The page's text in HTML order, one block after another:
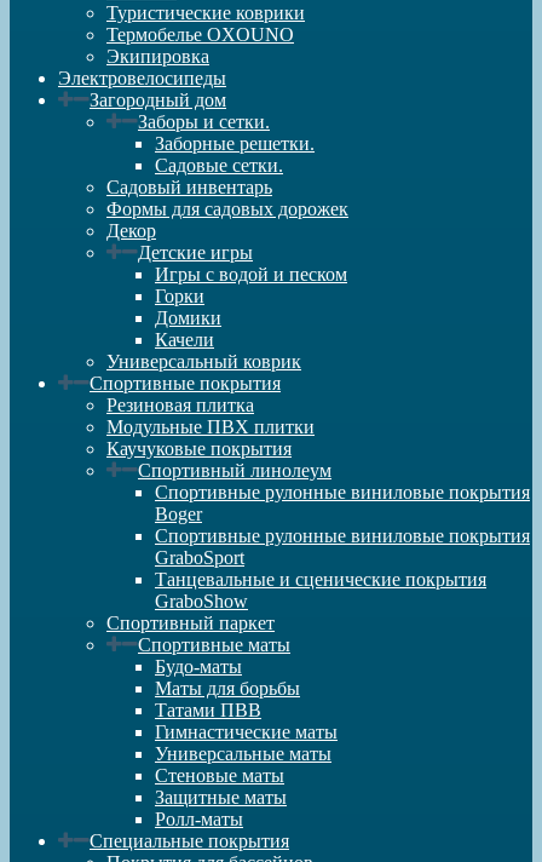
Туристические коврики
Термобелье OXOUNO
Экипировка
Электровелосипеды
Загородный дом
Заборы и сетки.
Заборные решетки.
Садовые сетки.
Садовый инвентарь
Формы для садовых дорожек
Декор
Детские игры
Игры с водой и песком
Горки
Домики
Качели
Универсальный коврик
Спортивные покрытия
Резиновая плитка
Модульные ПВХ плитки
Каучуковые покрытия
Спортивный линолеум
Спортивные рулонные виниловые покрытия
Boger
Спортивные рулонные виниловые покрытия
GraboSport
Танцевальные и сценические покрытия
GraboShow
Спортивный паркет
Спортивные маты
Будо-маты
Маты для борьбы
Татами ПВВ
Гимнастические маты
Универсальные маты
Стеновые маты
Защитные маты
Ролл-маты
Специальные покрытия